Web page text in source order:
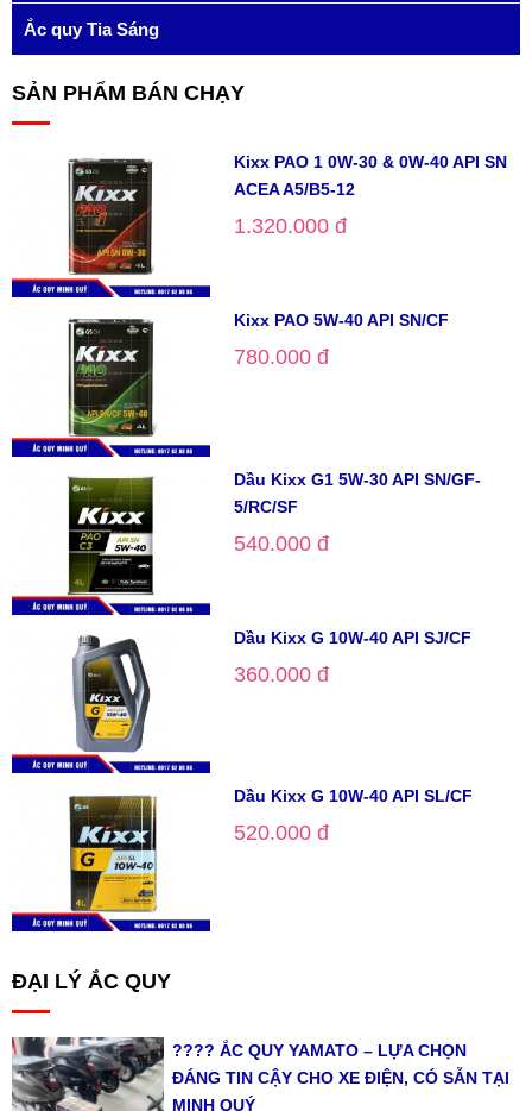
Ắc quy Tia Sáng
SẢN PHẨM BÁN CHẠY
Kixx PAO 1 0W-30 & 0W-40 API SN
ACEA A5/B5-12
1.320.000 đ
Kixx PAO 5W-40 API SN/CF
780.000 đ
Dầu Kixx G1 5W-30 API SN/GF-
5/RC/SF
540.000 đ
Dầu Kixx G 10W-40 API SJ/CF
360.000 đ
Dầu Kixx G 10W-40 API SL/CF
520.000 đ
ĐẠI LÝ ẮC QUY
???? ẮC QUY YAMATO – LỰA CHỌN
ĐÁNG TIN CẬY CHO XE ĐIỆN, CÓ SẴN TẠI
MINH QUÝ